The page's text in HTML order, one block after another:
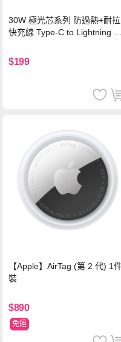
30W 極光芯系列 防過熱+耐拉
快充線 Type-C to Lightning 傳
$199
【Apple】AirTag (第 2 代) 1
裝
$890
免運